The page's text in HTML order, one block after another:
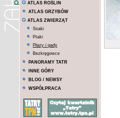
ATLAS ROŚLIN
ATLAS GRZYBÓW
ATLAS ZWIERZĄT
Ssaki
Ptaki
Płazy i gady
Bezkręgowce
PANORAMY TATR
INNE GÓRY
BLOG / NEWSY
WSPÓŁPRACA